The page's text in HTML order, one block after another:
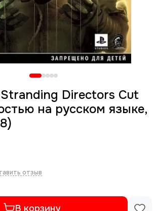
Directors Cut
на русском языке,
отзыв
В корзину